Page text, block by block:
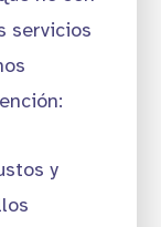
servicios
y